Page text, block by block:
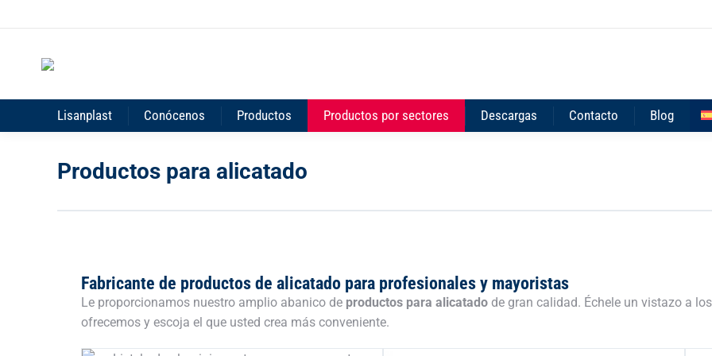
Lisanplast Conócenos Productos Productos por sectores Descargas Contacto Blog
Productos para alicatado
Fabricante de productos de alicatado para profesionales y mayoristas
Le proporcionamos nuestro amplio abanico de productos para alicatado de gran calidad. Échele un vistazo a
ofrecemos y escoja el que usted crea más conveniente.